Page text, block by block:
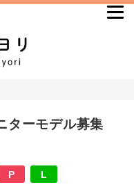
ターモデル募集
P L